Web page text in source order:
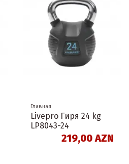
Главная
Livepro Гиря 24 kg
LP8043-24
219,00 AZN